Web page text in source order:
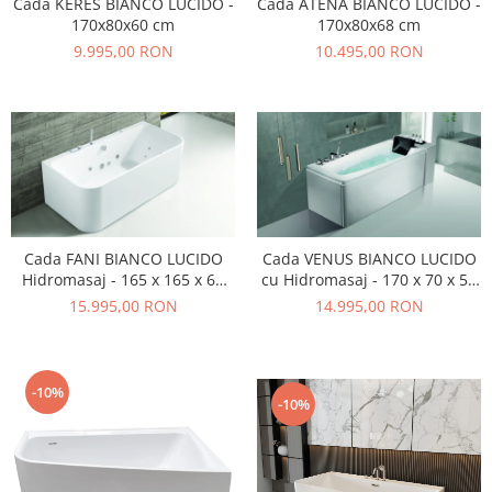
170x80x60 cm
9.995,00 RON
170x80x68 cm
10.495,00 RON
Cada FANI BIANCO LUCIDO
Hidromasaj - 165 x 165 x 60
cm
15.995,00 RON
Cada VENUS BIANCO LUCIDO
cu Hidromasaj - 170 x 70 x 58
cm
14.995,00 RON
-10%
-10%